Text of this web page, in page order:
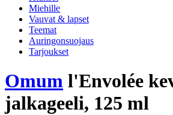
Miehille
Vauvat & lapset
Teemat
Auringonsuojaus
Tarjoukset
Omum l'Envolée
jalkageeli, 125 ml